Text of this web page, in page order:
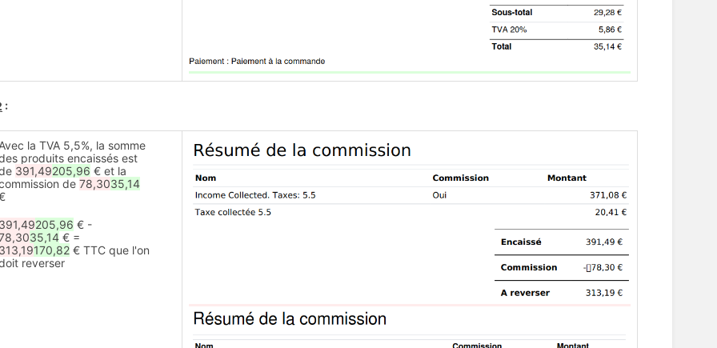
:
la TVA 5,5%, la somme
produits encaissés est
391,49205,96 € et la
de 78,3035,14
205,96 € -
35,14 € =
170,82 € TTC que l'on
reverser